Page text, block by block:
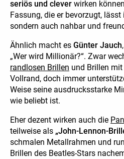
seriös und clever wirken
Fassung, die er bevorzugt,
sondern auch nahbar und
Ähnlich macht es Günter Jauch
„Wer wird Millionär?“. Zwar
randlosen Brillen und Brillen
Vollrand, doch immer
Weise seine ausdrucksstarke
wie beliebt ist.
Eher dezent wirken auch die
teilweise als „John-Lennon-
schmalen Metallrahmen und
Brillen des Beatles-Stars